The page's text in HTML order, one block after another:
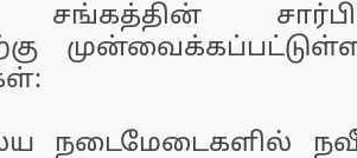
சங்கத்தின்
நடைமேடைகளில்